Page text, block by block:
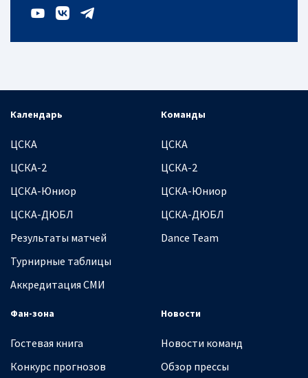
Календарь
ЦСКА
ЦСКА-2
ЦСКА-Юниор
ЦСКА-ДЮБЛ
Результаты матчей
Турнирные таблицы
Аккредитация СМИ
Команды
ЦСКА
ЦСКА-2
ЦСКА-Юниор
ЦСКА-ДЮБЛ
Dance Team
Фан-зона
Гостевая книга
Конкурс прогнозов
Новости
Новости команд
Обзор прессы